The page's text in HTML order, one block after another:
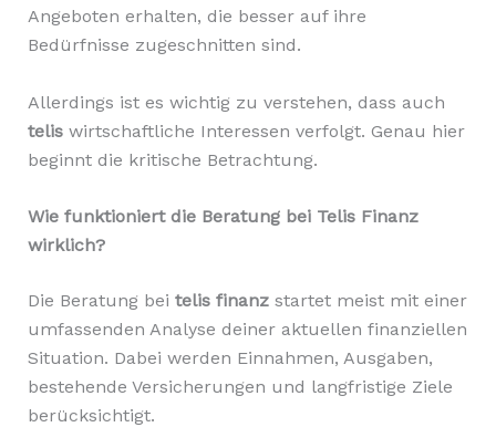
Angeboten erhalten, die besser auf ihre
Bedürfnisse zugeschnitten sind.
Allerdings ist es wichtig zu verstehen, dass auch
teliswirtschaftliche Interessen verfolgt. Genau hier
beginnt die kritische Betrachtung.
Wie funktioniert die Beratung bei Telis Finanz
wirklich?
Die Beratung bei telis finanzstartet meist mit einer
umfassenden Analyse deiner aktuellen finanziellen
Situation. Dabei werden Einnahmen, Ausgaben,
bestehende Versicherungen und langfristige Ziele
berücksichtigt.